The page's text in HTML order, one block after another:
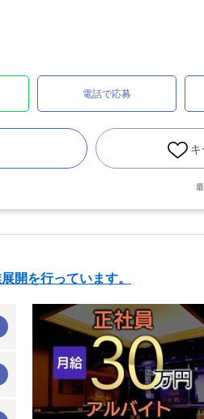
電話で応募
キ
開を行っています。